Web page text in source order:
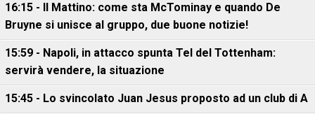
16:15 - Il Mattino: come sta McTominay e quando De
Bruyne si unisce al gruppo, due buone notizie!
15:59 - Napoli, in attacco spunta Tel del Tottenham:
servirà vendere, la situazione
15:45 - Lo svincolato Juan Jesus proposto ad un club di A